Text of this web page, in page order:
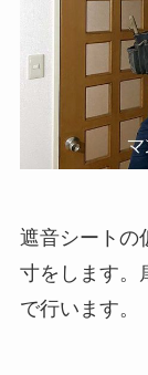
遮音シートの
寸をします。
で行います。